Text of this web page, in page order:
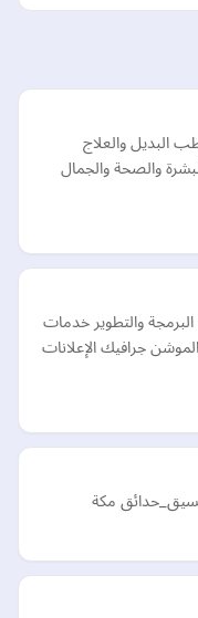
البديل والعلاج
والصحة والجمال
والتطوير خدمات
جرافيك الإعلانات
مكة